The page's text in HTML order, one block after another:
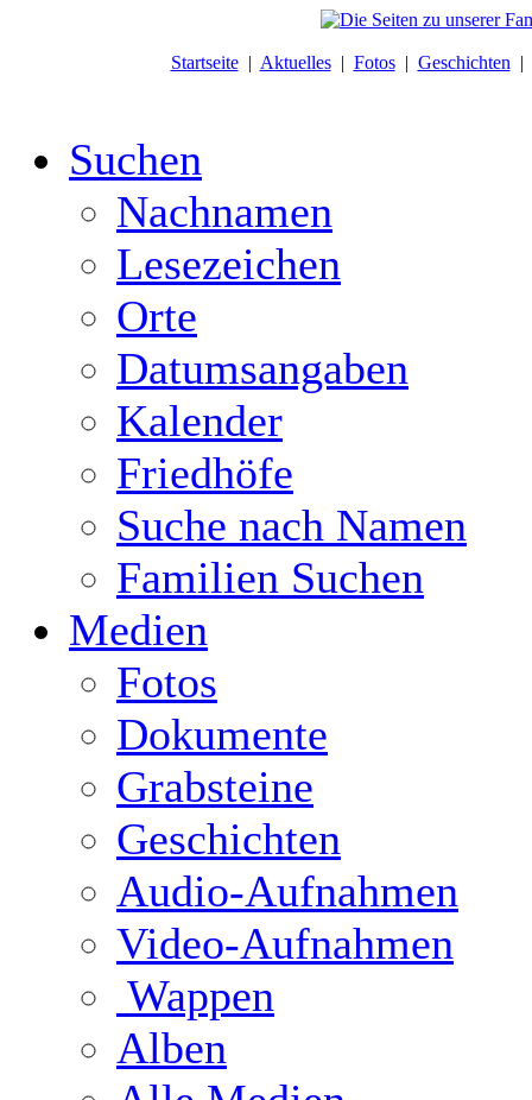
Startseite| Aktuelles| Fotos| Geschichten |
Suchen
Nachnamen
Lesezeichen
Orte
Datumsangaben
Kalender
Friedhöfe
Suche nach Namen
Familien Suchen
Medien
Fotos
Dokumente
Grabsteine
Geschichten
Audio-Aufnahmen
Video-Aufnahmen
Wappen
Alben